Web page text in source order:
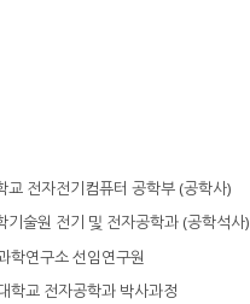
교 전자전기컴퓨터 공학부 (공학사)
기술원 전기 및 전자공학과 (공학석사)
학연구소 선임연구원
학교 전자공학과 박사과정